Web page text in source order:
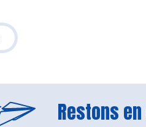
Restons